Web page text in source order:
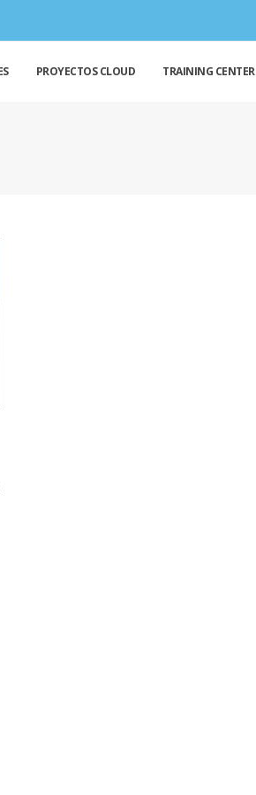
PROYECTOS CLOUD TRAINING CENTER